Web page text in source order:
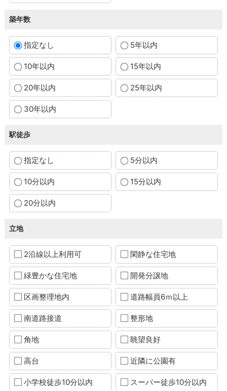
築年数
指定なし 5年以内
10年以内 15年以内
20年以内 25年以内
30年以内
駅徒歩
指定なし 5分以内
10分以内 15分以内
20分以内
立地
2沿線以上利用可 閑静な住宅地
緑豊かな住宅地 開発分譲地
区画整理地内 道路幅員6ｍ以上
南道路接道 整形地
角地 眺望良好
高台 近隣に公園有
小学校徒歩10分以内 スーパー徒歩10分以内